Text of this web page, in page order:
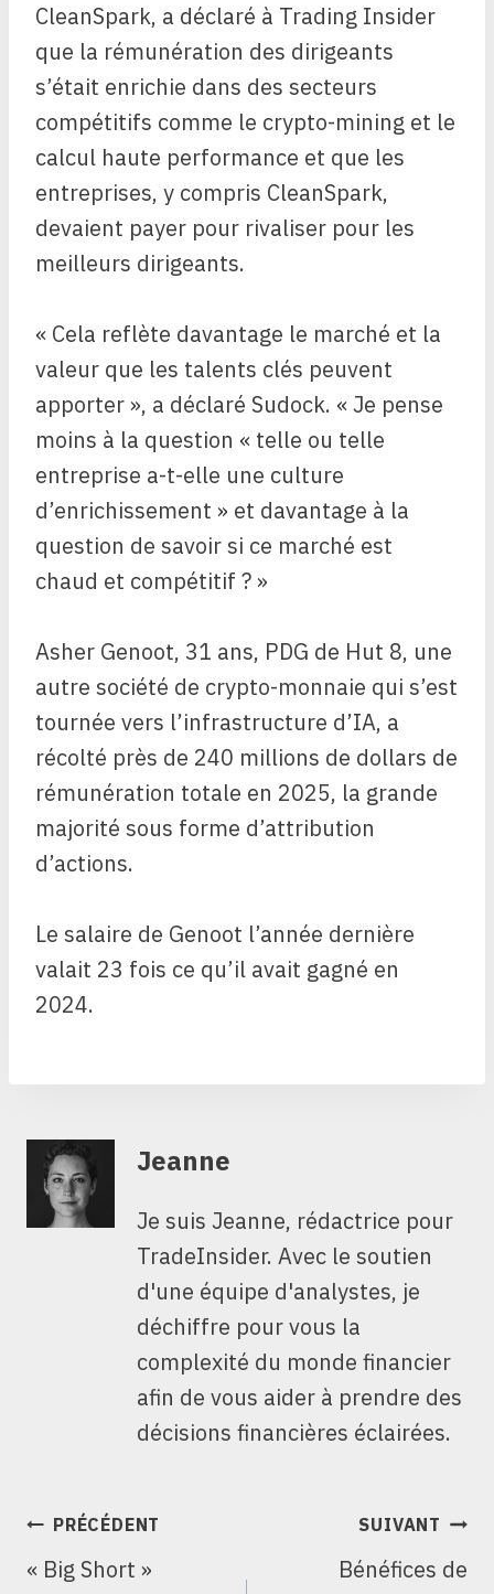
CleanSpark, a déclaré à Trading Insider
que la rémunération des dirigeants
s’était enrichie dans des secteurs
compétitifs comme le crypto-mining et le
calcul haute performance et que les
entreprises, y compris CleanSpark,
devaient payer pour rivaliser pour les
meilleurs dirigeants.
« Cela reflète davantage le marché et la
valeur que les talents clés peuvent
apporter », a déclaré Sudock. « Je pense
moins à la question « telle ou telle
entreprise a-t-elle une culture
d’enrichissement » et davantage à la
question de savoir si ce marché est
chaud et compétitif ? »
Asher Genoot, 31 ans, PDG de Hut 8, une
autre société de crypto-monnaie qui s’est
tournée vers l’infrastructure d’IA, a
récolté près de 240 millions de dollars de
rémunération totale en 2025, la grande
majorité sous forme d’attribution
d’actions.
Le salaire de Genoot l’année dernière
valait 23 fois ce qu’il avait gagné en
2024.
Jeanne
Je suis Jeanne, rédactrice pour
TradeInsider. Avec le soutien
d'une équipe d'analystes, je
déchiffre pour vous la
complexité du monde financier
afin de vous aider à prendre des
décisions financières éclairées.
NAVIGATION
L’ARTICLE
PRÉCÉDENT
« Big Short »
SUIVANT
Bénéfices de